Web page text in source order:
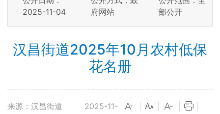
2025-11-04
府网站
部公开
汉昌街道2025年10月农村低保
花名册
来源：汉昌街道
2025-11-